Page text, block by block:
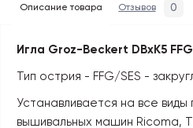
Описание товара Отзывов 0
Игла Groz-Beckert DBxK5 FFG
Тип острия - FFG/SES -
Устанавливается на все
вышивальных машин Ricoma,